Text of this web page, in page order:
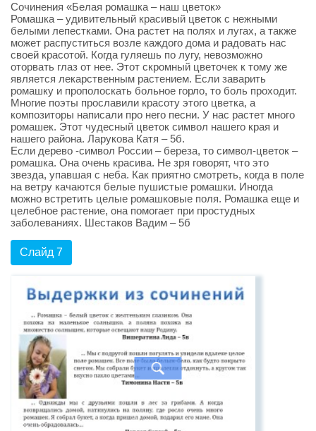
Сочинения «Белая ромашка – наш цветок»
Ромашка – удивительный красивый цветок с нежными
белыми лепестками. Она растет на полях и лугах, а также
может распуститься возле каждого дома и радовать нас
своей красотой. Когда гуляешь по лугу, невозможно
оторвать глаз от нее. Этот скромный цветочек к тому же
является лекарственным растением. Если заварить
ромашку и прополоскать больное горло, то боль проходит.
Многие поэты прославили красоту этого цветка, а
композиторы написали про него песни. У нас растет много
ромашек. Этот чудесный цветок символ нашего края и
нашего района. Ларукова Катя – 5б.
Если дерево -символ России – береза, то символ-цветок –
ромашка. Она очень красива. Не зря говорят, что это
звезда, упавшая с неба. Как приятно смотреть, когда в поле
на ветру качаются белые пушистые ромашки. Иногда
можно встретить целые ромашковые поля. Ромашка еще и
целебное растение, она помогает при простудных
заболеваниях. Шестаков Вадим – 5б
Слайд 7